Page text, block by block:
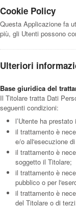
Cookie Policy
Questa Applicazione fa
più, gli Utenti possono
Ulteriori
Base giuridica del
Il Titolare tratta Dati
seguenti condizioni:
l’Utente ha
il trattamento è
e/o all'esecuzione
il trattamento è
soggetto il Titolare;
il trattamento è
pubblico o per
il trattamento è
del Titolare o di